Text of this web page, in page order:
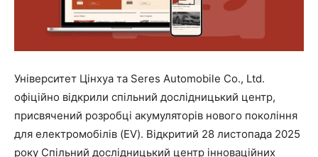
Університет Цінхуа та Seres Automobile Co., Ltd.
офіційно відкрили спільний дослідницький центр,
присвячений розробці акумуляторів нового покоління
для електромобілів (EV). Відкритий 28 листопада 2025
року Спільний дослідницький центр інноваційних